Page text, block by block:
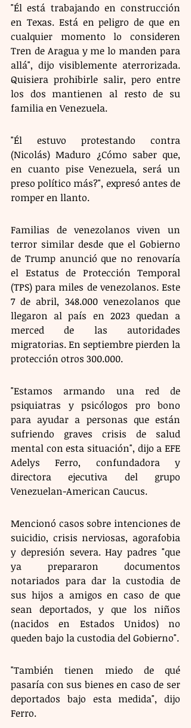
"Él está trabajando en construcción
en Texas. Está en peligro de que en
cualquier momento lo consideren
Tren de Aragua y me lo manden para
allá", dijo visiblemente aterrorizada.
Quisiera prohibirle salir, pero entre
los dos mantienen al resto de su
familia en Venezuela.
"Él estuvo protestando contra
(Nicolás) Maduro ¿Cómo saber que,
en cuanto pise Venezuela, será un
preso político más?", expresó antes de
romper en llanto.
Familias de venezolanos viven un
terror similar desde que el Gobierno
de Trump anunció que no renovaría
el Estatus de Protección Temporal
(TPS) para miles de venezolanos. Este
7 de abril, 348.000 venezolanos que
llegaron al país en 2023 quedan a
merced de las autoridades
migratorias. En septiembre pierden la
protección otros 300.000.
"Estamos armando una red de
psiquiatras y psicólogos pro bono
para ayudar a personas que están
sufriendo graves crisis de salud
mental con esta situación", dijo a EFE
Adelys Ferro, confundadora y
directora ejecutiva del grupo
Venezuelan-American Caucus.
Mencionó casos sobre intenciones de
suicidio, crisis nerviosas, agorafobia
y depresión severa. Hay padres "que
ya prepararon documentos
notariados para dar la custodia de
sus hijos a amigos en caso de que
sean deportados, y que los niños
(nacidos en Estados Unidos) no
"También tienen miedo de qué
pasaría con sus bienes en caso de ser
deportados bajo esta medida", dijo
Ferro.